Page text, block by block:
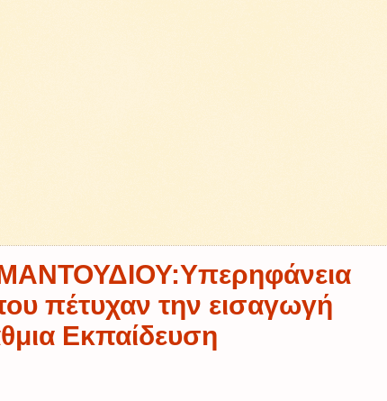
πέτυχαν την εισαγωγή
Εκπαίδευση